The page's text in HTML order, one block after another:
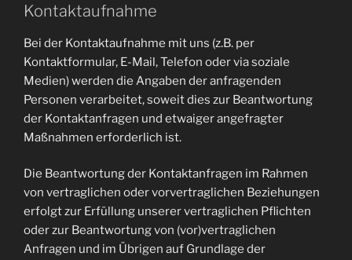
Kontaktaufnahme
Bei der Kontaktaufnahme mit uns (z.B. per
Kontaktformular, E-Mail, Telefon oder via soziale
Medien) werden die Angaben der anfragenden
Personen verarbeitet, soweit dies zur Beantwortung
der Kontaktanfragen und etwaiger angefragter
Maßnahmen erforderlich ist.
Die Beantwortung der Kontaktanfragen im Rahmen
von vertraglichen oder vorvertraglichen Beziehungen
erfolgt zur Erfüllung unserer vertraglichen Pflichten
oder zur Beantwortung von (vor)vertraglichen
Anfragen und im Übrigen auf Grundlage der